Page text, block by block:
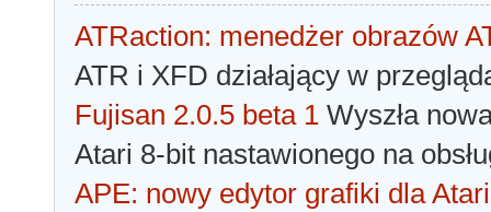
ATRaction: menedżer obrazów
ATR i XFD działający w
Fujisan 2.0.5 beta 1 Wyszła
Atari 8-bit nastawionego na
APE: nowy edytor grafiki dla Atari